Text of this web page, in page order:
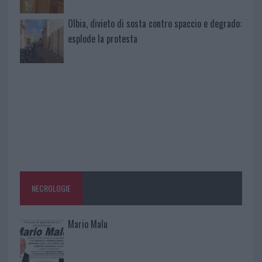
Olbia, divieto di sosta contro spaccio e degrado:
esplode la protesta
NECROLOGIE
Mario Malu